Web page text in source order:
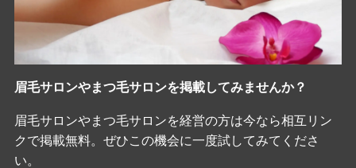
眉毛サロンやまつ毛サロンを掲載してみませんか？
眉毛サロンやまつ毛サロンを経営の方は今なら相互リン
クで掲載無料。ぜひこの機会に一度試してみてくださ
い。